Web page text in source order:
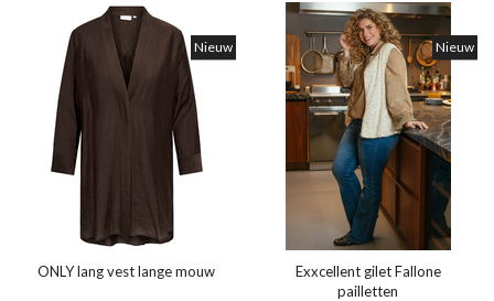
Nieuw
ONLY lang vest lange mouw
Nieuw
Exxcellent gilet Fallone
pailletten